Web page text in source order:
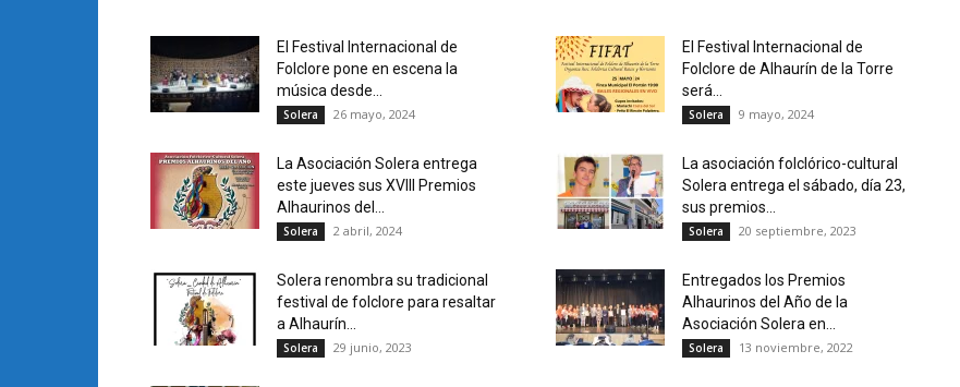
El Festival Internacional de
Folclore pone en escena la
música desde...
Solera 26 mayo, 2024
El Festival Internacional de
Folclore de Alhaurín de la Torre
será...
Solera 9 mayo, 2024
La Asociación Solera entrega
este jueves sus XVIII Premios
Alhaurinos del...
Solera 2 abril, 2024
La asociación folclórico-cultural
Solera entrega el sábado, día 23,
sus premios...
Solera 20 septiembre, 2023
Solera renombra su tradicional
festival de folclore para resaltar
a Alhaurín...
Solera 29 junio, 2023
Entregados los Premios
Alhaurinos del Año de la
Asociación Solera en...
Solera 13 noviembre, 2022